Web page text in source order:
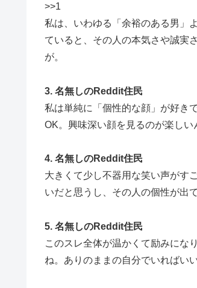
>>1
私は、いわゆる「余裕のある男」
ていると、その人の本気さや誠実
が。
3. 名無しのReddit住民
私は単純に「個性的な顔」が好き
OK。興味深い顔を見るのが楽しい
4. 名無しのReddit住民
大きくて少し不器用な笑い声がす
いだと思うし、その人の個性が出
5. 名無しのReddit住民
このスレ全体が温かくて励みにな
ね。ありのままの自分でいればい